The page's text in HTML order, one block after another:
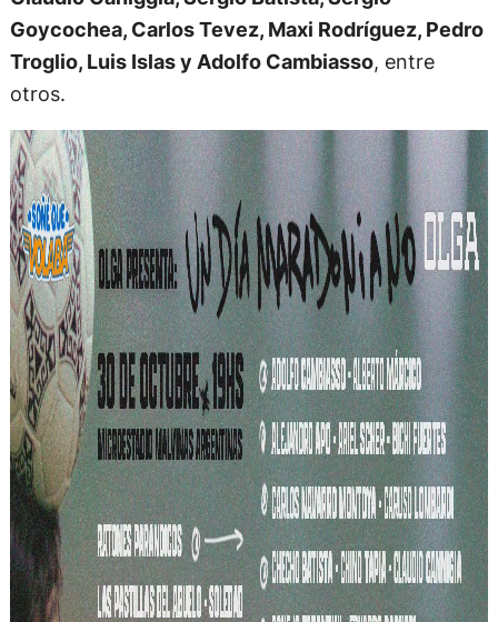
Goycochea, Carlos Tevez, Maxi Rodríguez, Pedro
Troglio, Luis Islas y Adolfo Cambiasso, entre
otros.